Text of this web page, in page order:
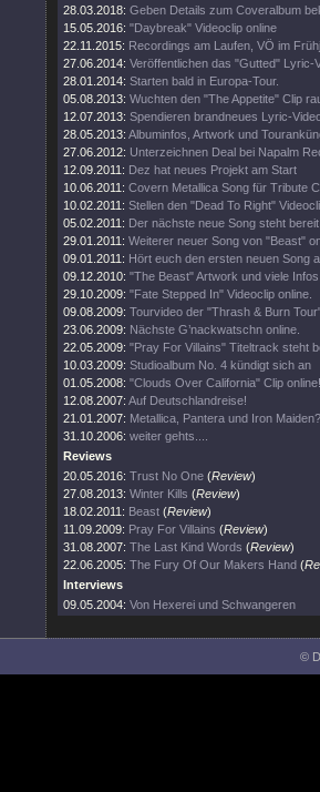
28.03.2018: Geben Details zum Coveralbum
15.05.2016: "Daybreak" Videoclip online
22.11.2015: Recordings am Laufen, VÖ im
27.06.2014: Veröffentlichen das "Gutted" Lyric-
28.01.2014: Starten bald in Europa-Tour.
05.08.2013: Wuchten den "The Appetite" Clip
12.07.2013: Spendieren brandneues Lyric-
28.05.2013: Albuminfos, Artwork und
27.06.2012: Unterzeichnen Deal bei Napalm
12.09.2011: Dez hat neues Projekt am Start
10.06.2011: Covern Metallica Song für Tribute
10.02.2011: Stellen den "Dead To Right"
05.02.2011: Der nächste neue Song steht
29.01.2011: Weiterer neuer Song von "Beast"
09.01.2011: Hört euch den ersten neuen Song
09.12.2010: "The Beast" Artwork und viele
29.10.2009: "Fate Stepped In" Videoclip online.
09.08.2009: Tourvideo der "Thrash & Burn
23.06.2009: Nächste G’nackwatschn online.
22.05.2009: "Pray For Villains" Titeltrack steht
10.03.2009: Studioalbum No. 4 kündigt sich an
01.05.2008: "Clouds Over California" Clip online!
12.08.2007: Auf Deutschlandreise!
21.01.2007: Metallica, Pantera und Iron
31.10.2006: weiter gehts....
Reviews
20.05.2016: Trust No One (Review)
27.08.2013: Winter Kills (Review)
18.02.2011: Beast (Review)
11.09.2009: Pray For Villains (Review)
31.08.2007: The Last Kind Words (Review)
22.06.2005: The Fury Of Our Makers Hand (
Interviews
09.05.2004: Von Hexerei und Schwangeren
©